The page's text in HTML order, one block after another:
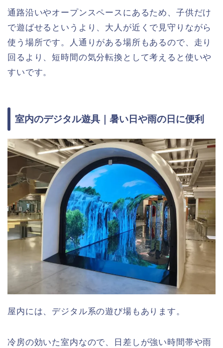
通路沿いやオープンスペースにあるため、子供だけ
で遊ばせるというより、大人が近くで見守りながら
使う場所です。人通りがある場所もあるので、走り
回るより、短時間の気分転換として考えると使いや
すいです。
室内のデジタル遊具｜暑い日や雨の日に便利
屋内には、デジタル系の遊び場もあります。
冷房の効いた室内なので、日差しが強い時間帯や雨